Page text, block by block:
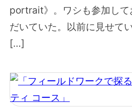
portrait》。ワシも参加して
だいていた。以前に見せて
[…]